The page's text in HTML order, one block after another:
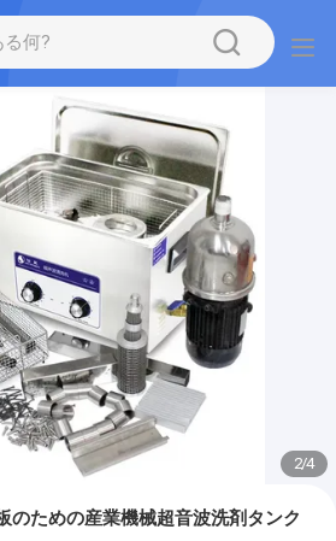
2/4
のための産業機械超音波洗剤タンク